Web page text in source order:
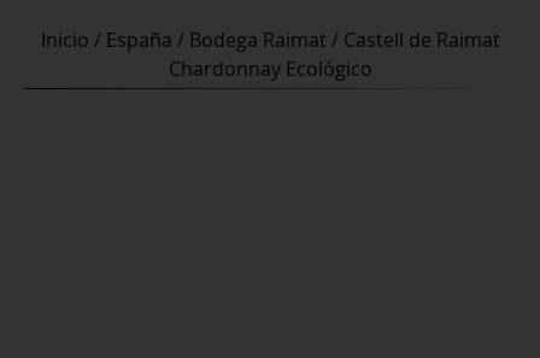
Inicio / España / Bodega Raimat / Castell de Raimat
Chardonnay Ecológico